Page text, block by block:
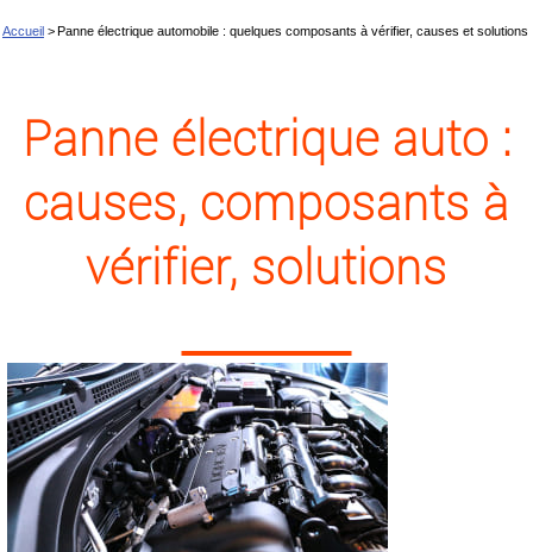
Accueil >Panne électrique automobile : quelques composants à vérifier, causes et solutions
Panne électrique auto :
causes, composants à
vérifier, solutions